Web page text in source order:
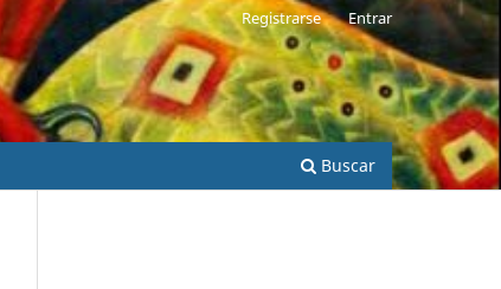
Buscar
Registrarse Entrar